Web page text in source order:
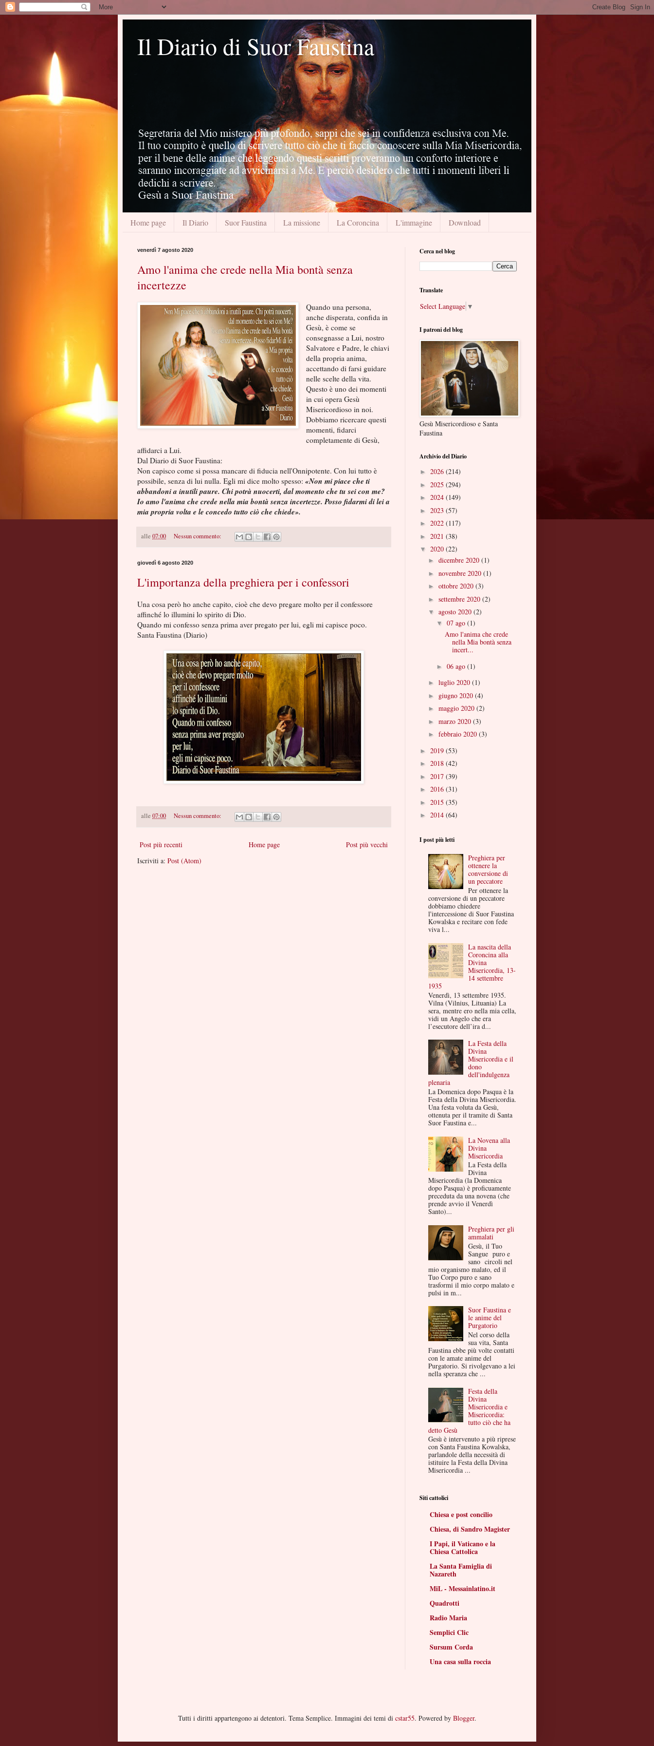
Il Diario di Suor Faustina
Home page Il Diario Suor Faustina La missione La Coroncina L'immagine Download
venerdì 7 agosto 2020
Amo l'anima che crede nella Mia bontà senza
incertezze
Quando una persona,
anche disperata, confida in
Gesù, è come se
consegnasse a Lui, nostro
Salvatore e Padre, le chiavi
della propria anima,
accettando di farsi guidare
nelle scelte della vita.
Questo è uno dei momenti
in cui opera Gesù
Misericordioso in noi.
Dobbiamo ricercare questi
momenti, fidarci
completamente di Gesù,
affidarci a Lui.
Dal Diario di Suor Faustina:
Non capisco come si possa mancare di fiducia nell'Onnipotente. Con lui tutto è
possibile, senza di lui nulla. Egli mi dice molto spesso: «Non mi piace che ti
abbandoni a inutili paure. Chi potrà nuocerti, dal momento che tu sei con me?
Io amo l'anima che crede nella mia bontà senza incertezze. Posso fidarmi di lei a
mia propria volta e le concedo tutto ciò che chiede».
alle 07:00 Nessun commento:
giovedì 6 agosto 2020
L'importanza della preghiera per i confessori
Una cosa però ho anche capito, cioè che devo pregare molto per il confessore
affinché lo illumini lo spirito di Dio.
Quando mi confesso senza prima aver pregato per lui, egli mi capisce poco.
Santa Faustina (Diario)
alle 07:00 Nessun commento:
Post più recenti Post più vecchi
Home page
Iscriviti a: Post (Atom)
Cerca nel blog
Translate
Select Language ▼
I patroni del blog
Gesù Misericordioso e Santa
Faustina
Archivio del Diario
► 2026 (214)
► 2025 (294)
► 2024 (149)
► 2023 (57)
► 2022 (117)
► 2021 (38)
▼ 2020 (22)
► dicembre 2020 (1)
► novembre 2020 (1)
► ottobre 2020 (3)
► settembre 2020 (2)
▼ agosto 2020 (2)
▼ 07 ago (1)
Amo l'anima che crede
nella Mia bontà senza
incert...
► 06 ago (1)
► luglio 2020 (1)
► giugno 2020 (4)
► maggio 2020 (2)
► marzo 2020 (3)
► febbraio 2020 (3)
► 2019 (53)
► 2018 (42)
► 2017 (39)
► 2016 (31)
► 2015 (35)
► 2014 (64)
I post più letti
Preghiera per
ottenere la
conversione di
un peccatore
Per ottenere la
conversione di un peccatore
dobbiamo chiedere
l'intercessione di Suor Faustina
Kowalska e recitare con fede
viva l...
La nascita della
Coroncina alla
Divina
Misericordia, 13-
14 settembre
1935
Venerdì, 13 settembre 1935.
Vilna (Vilnius, Lituania) La
sera, mentre ero nella mia cella,
vidi un Angelo che era
l’esecutore dell’ira d...
La Festa della
Divina
Misericordia e il
dono
dell'indulgenza
plenaria
La Domenica dopo Pasqua è la
Festa della Divina Misericordia.
Una festa voluta da Gesù,
ottenuta per il tramite di Santa
Suor Faustina e...
La Novena alla
Divina
Misericordia
La Festa della
Divina
Misericordia (la Domenica
dopo Pasqua) è proficuamente
preceduta da una novena (che
prende avvio il Venerdì
Santo)...
Preghiera per gli
ammalati
Gesù, il Tuo
Sangue puro e
sano circoli nel
mio organismo malato, ed il
Tuo Corpo puro e sano
trasformi il mio corpo malato e
pulsi in m...
Suor Faustina e
le anime del
Purgatorio
Nel corso della
sua vita, Santa
Faustina ebbe più volte contatti
con le amate anime del
Purgatorio. Si rivolgevano a lei
nella speranza che ...
Festa della
Divina
Misericordia e
Misericordia:
tutto ciò che ha
detto Gesù
Gesù è intervenuto a più riprese
con Santa Faustina Kowalska,
parlandole della necessità di
istituire la Festa della Divina
Misericordia ...
Siti cattolici
Chiesa e post concilio
Chiesa, di Sandro Magister
I Papi, il Vaticano e la
Chiesa Cattolica
La Santa Famiglia di
Nazareth
MiL - Messainlatino.it
Quadrotti
Radio Maria
Semplici Clic
Sursum Corda
Una casa sulla roccia
Tutti i diritti appartengono ai detentori. Tema Semplice. Immagini dei temi di cstar55. Powered by Blogger.